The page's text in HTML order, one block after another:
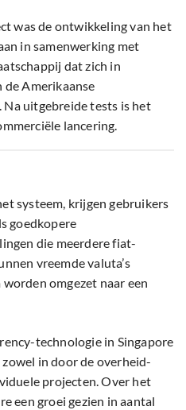
was de ontwikkeling van het
in samenwerking met
dat zich in
de Amerikaanse
uitgebreide tests is het
lancering.
systeem, krijgen gebruikers
goedkopere
die meerdere fiat-
vreemde valuta’s
omgezet naar een
technologie in Singapore
in door de overheid-
projecten. Over het
een groei gezien in aantal